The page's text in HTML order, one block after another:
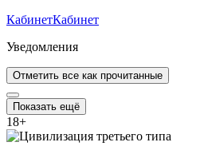
КабинетКабинет
Уведомления
Отметить все как прочитанные
Показать ещё
18+